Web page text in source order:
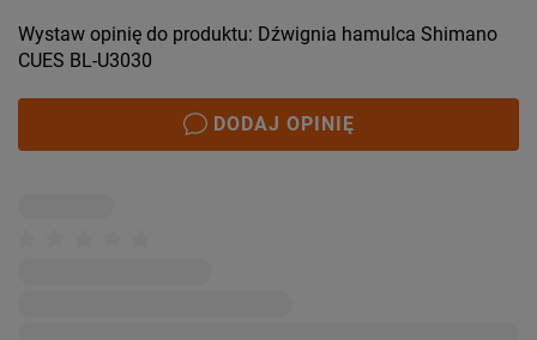
Wystaw opinię do produktu: Dźwignia hamulca Shimano
CUES BL-U3030
DODAJ OPINIĘ